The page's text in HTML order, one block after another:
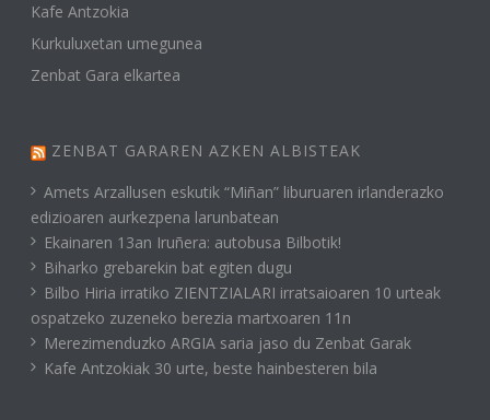
Kafe Antzokia
Kurkuluxetan umegunea
Zenbat Gara elkartea
ZENBAT GARAREN AZKEN ALBISTEAK
Amets Arzallusen eskutik “Miñan” liburuaren irlanderazko
edizioaren aurkezpena larunbatean
Ekainaren 13an Iruñera: autobusa Bilbotik!
Biharko grebarekin bat egiten dugu
Bilbo Hiria irratiko ZIENTZIALARI irratsaioaren 10 urteak
ospatzeko zuzeneko berezia martxoaren 11n
Merezimenduzko ARGIA saria jaso du Zenbat Garak
Kafe Antzokiak 30 urte, beste hainbesteren bila